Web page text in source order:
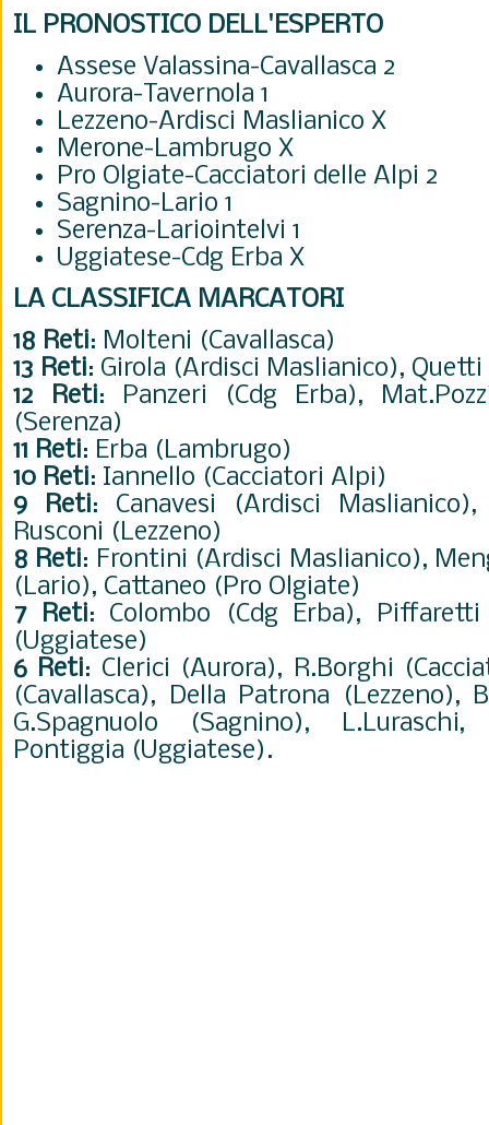
IL PRONOSTICO DELL'ESPERTO
Assese Valassina-Cavallasca 2
Aurora-Tavernola 1
Lezzeno-Ardisci Maslianico X
Merone-Lambrugo X
Pro Olgiate-Cacciatori delle Alpi 2
Sagnino-Lario 1
Serenza-Lariointelvi 1
Uggiatese-Cdg Erba X
LA CLASSIFICA MARCATORI
18 Reti: Molteni (Cavallasca)
13 Reti: Girola (Ardisci Maslianico),
12 Reti: Panzeri (Cdg Erba),
(Serenza)
11 Reti: Erba (Lambrugo)
10 Reti: Iannello (Cacciatori Alpi)
9 Reti: Canavesi (Ardisci
Rusconi (Lezzeno)
8 Reti: Frontini (Ardisci Maslianico),
(Lario), Cattaneo (Pro Olgiate)
7 Reti: Colombo (Cdg Erba),
(Uggiatese)
6 Reti: Clerici (Aurora), R.Borghi
(Cavallasca), Della Patrona (Lezzeno),
G.Spagnuolo (Sagnino),
Pontiggia (Uggiatese).